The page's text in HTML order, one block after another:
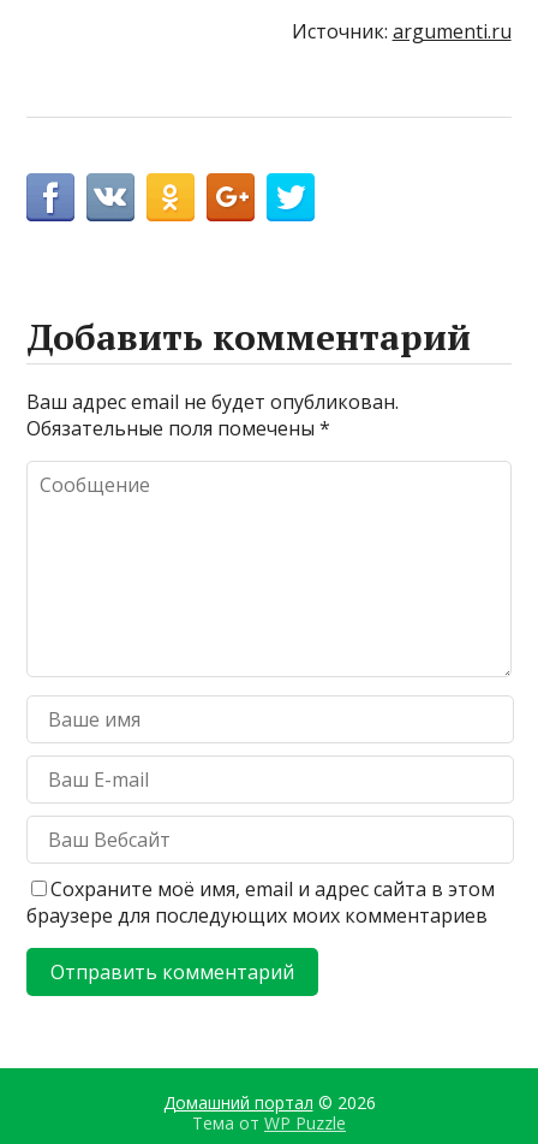
Источник: argumenti.ru
Добавить комментарий
Ваш адрес email не будет опубликован.
Обязательные поля помечены*
Сохраните моё имя, email и адрес сайта в этом
браузере для последующих моих комментариев
Домашний портал © 2026
Тема от WP Puzzle